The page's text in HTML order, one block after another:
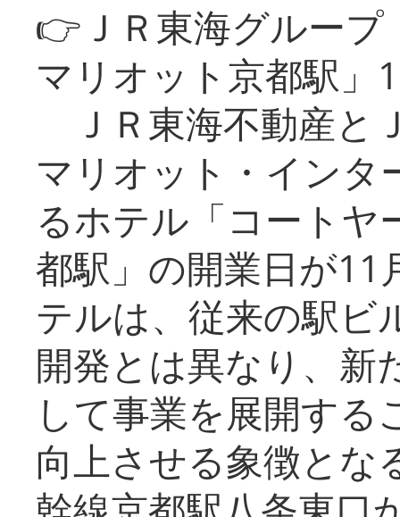
👉ＪＲ東海グルー
マリオット京都駅」
ＪＲ東海不動産と
マリオット・インタ
るホテル「コートヤ
都駅」の開業日が11
テルは、従来の駅ビ
開発とは異なり、新
して事業を展開する
向上させる象徴とな